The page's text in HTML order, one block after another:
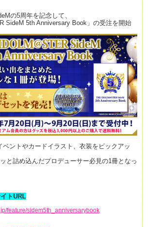
の5周年を記念して、
SideM 5th Anniversary Book」 の受注を開始
ベントやカードイラスト、衣装をピックアッ
と詰め込んだプロデューサー必見の1冊となっ
トURL
feature/sidem5th_anniversarybook